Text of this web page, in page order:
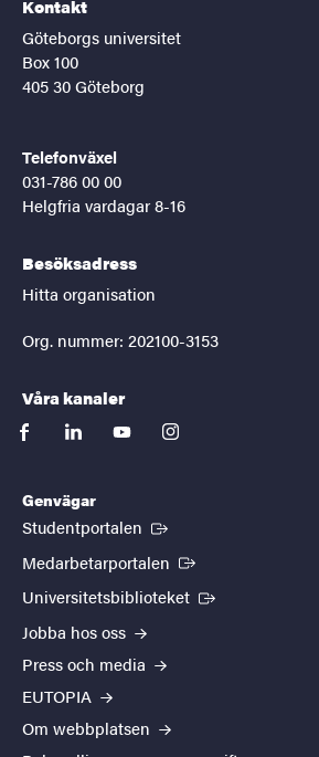
Kontakt
Göteborgs universitet
Box 100
405 30 Göteborg
Telefonväxel
031-786 00 00
Helgfria vardagar 8-16
Besöksadress
Hitta organisation
Org. nummer: 202100-3153
Våra kanaler
facebooklinkedinyoutubeinstagram
Genvägar
Studentportalen (Extern länk)
Medarbetarportalen (Extern länk)
Universitetsbiblioteket (Extern länk)
Jobba hos oss
Press och media
EUTOPIA
Om webbplatsen